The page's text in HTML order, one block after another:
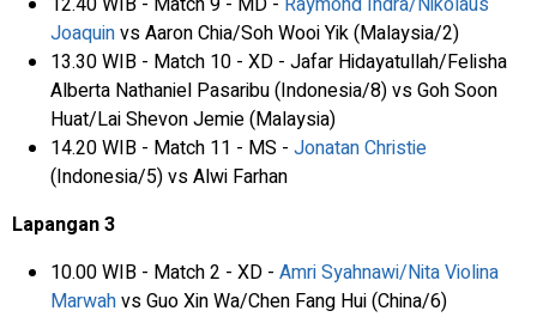
Joaquinvs Aaron Chia/Soh Wooi Yik (Malaysia/2)
13.30 WIB - Match 10 - XD - Jafar Hidayatullah/Felisha
Alberta Nathaniel Pasaribu (Indonesia/8) vs Goh Soon
Huat/Lai Shevon Jemie (Malaysia)
14.20 WIB - Match 11 - MS - Jonatan Christie
(Indonesia/5) vs Alwi Farhan
Lapangan 3
10.00 WIB - Match 2 - XD - Amri Syahnawi/Nita Violina
Marwahvs Guo Xin Wa/Chen Fang Hui (China/6)